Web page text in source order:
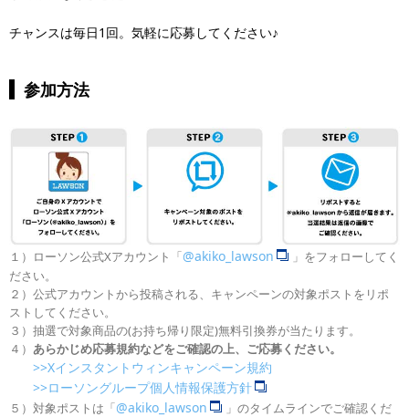
チャンスは毎日1回。気軽に応募してください♪
参加方法
１）ローソン公式Xアカウント「@akiko_lawson
」をフォローしてく
ださい。
２）公式アカウントから投稿される、キャンペーンの対象ポストをリポ
ストしてください。
３）抽選で対象商品の(お持ち帰り限定)無料引換券が当たります。
４） あらかじめ応募規約などをご確認の上、ご応募ください。
>>Xインスタントウィンキャンペーン規約
>>ローソングループ個人情報保護方針
５）対象ポストは「@akiko_lawson
」のタイムラインでご確認くだ